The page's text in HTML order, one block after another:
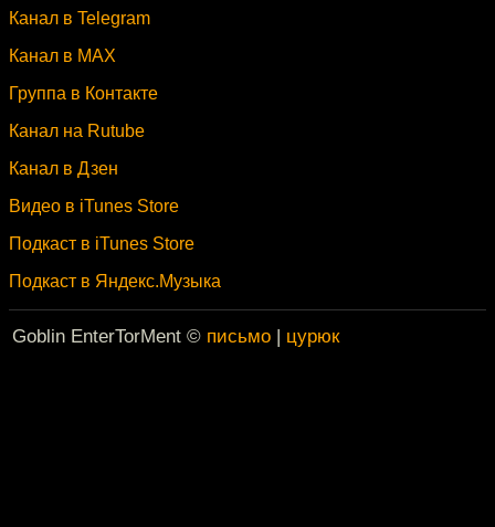
Канал в Telegram
Канал в MAX
Группа в Контакте
Канал на Rutube
Канал в Дзен
Видео в iTunes Store
Подкаст в iTunes Store
Подкаст в Яндекс.Музыка
Goblin EnterTorMent © письмо | цурюк